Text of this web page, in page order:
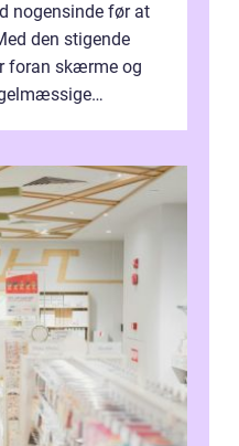
nogensinde før at
den stigende
foran skærme og